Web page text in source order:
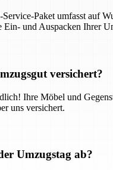
Paket umfasst auf
Ein- und Auspacken Ihrer
versichert?
Ihre Möbel und
uns versichert.
Umzugstag ab?